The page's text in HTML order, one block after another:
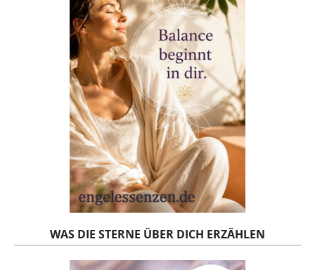
WAS DIE STERNE ÜBER DICH ERZÄHLEN